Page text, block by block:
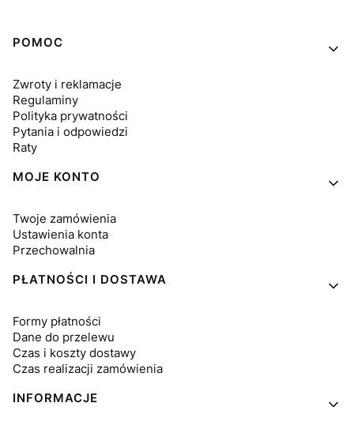
Linki w stopce
POMOC
Zwroty i reklamacje
Regulaminy
Polityka prywatności
Pytania i odpowiedzi
Raty
MOJE KONTO
Twoje zamówienia
Ustawienia konta
Przechowalnia
PŁATNOŚCI I DOSTAWA
Formy płatności
Dane do przelewu
Czas i koszty dostawy
Czas realizacji zamówienia
INFORMACJE